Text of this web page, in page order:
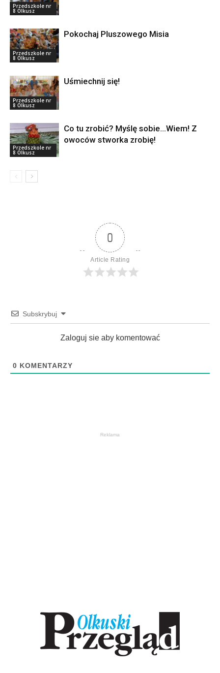
Przedszkole nr
8 Olkusz
Przedszkole nr
8 Olkusz
Pokochaj Pluszowego Misia
Przedszkole nr
8 Olkusz
Uśmiechnij się!
Przedszkole nr
8 Olkusz
Co tu zrobić? Myślę sobie…Wiem! Z
owoców stworka zrobię!
0
Article Rating
Subskrybuj
Zaloguj sie aby komentować
0 KOMENTARZY
Reklama